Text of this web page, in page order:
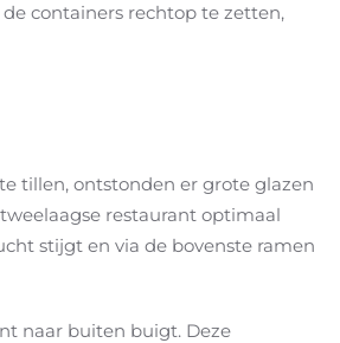
containers rechtop te zetten,
tillen, ontstonden er grote glazen
restaurant optimaal
stijgt en via de bovenste ramen
naar buiten buigt. Deze